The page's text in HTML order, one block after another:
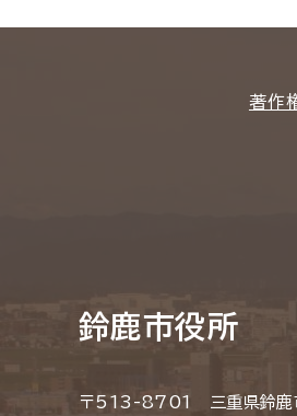
著作
鈴鹿市役所
〒513-8701 三重県鈴鹿